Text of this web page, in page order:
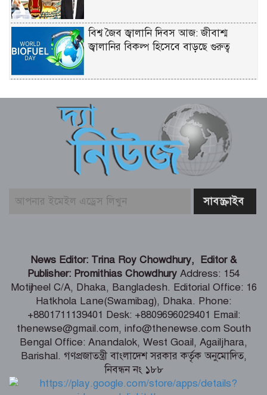
বিশ্ব জৈব জ্বালানি দিবস আজ: জীবাশ্ম
জ্বালানির বিকল্প হিসেবে বাড়ছে গুরুত্ব
রিয়াদে নিহতদের দেশে ফেরানোসহ প্রাপ্য
ক্ষতিপূরনে সহায়তার আশ্বাস
‘টক্সিক’-এর ট্রেলারে ‘অ্যানিমেল’ ছবির
রণবীর কাপুরের মিল দেখছে নেটিজেনরা
রাশিফল ও গ্রহদোষ প্রতিকারের উপায়
আজ সোমবার (১০ আগস্ট) পঞ্জিকা ও
ইতিহাসের এইদিনে
সৌদি আরবে সোফা কারখানায় ভয়াবহ
আগুন, নিহত ১৬ বাংলাদেশি
News Editor: Trina Roy Chowdhury, Editor &
Publisher: Promithias Chowdhury Address: 154
Motijheel C/A, Dhaka, Bangladesh. Editorial Office: 16
Hatkhola Lane(Swamibag), Dhaka. Phone:
+8801711139401 Desk: +8809696029401 Email:
thenewse@gmail.com, info@thenewse.com South
Bengal Office: Anandalok, West Goail, Agailjhara,
Barishal. গণপ্রজাতন্ত্রী বাংলাদেশ সরকার কর্তৃক অনুমোদিত,
নিবন্ধন নং ১৮৮